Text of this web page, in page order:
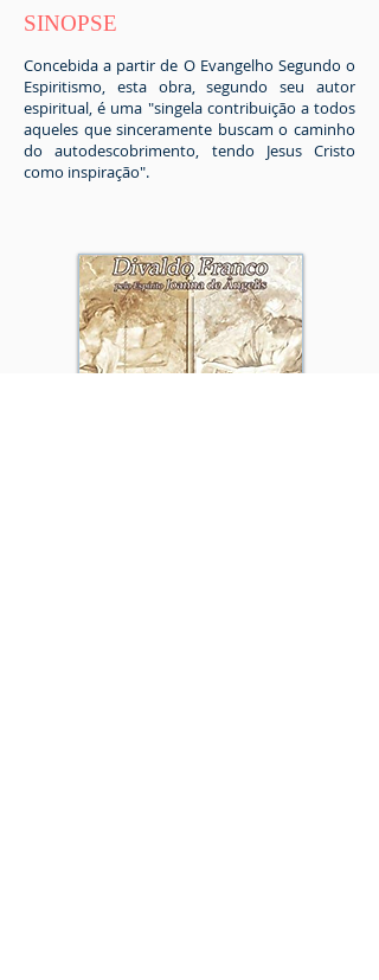
SINOPSE
Concebida a partir de O Evangelho Segundo o
Espiritismo, esta obra, segundo seu autor
espiritual, é uma "singela contribuição a todos
aqueles que sinceramente buscam o caminho
do autodescobrimento, tendo Jesus Cristo
como inspiração".